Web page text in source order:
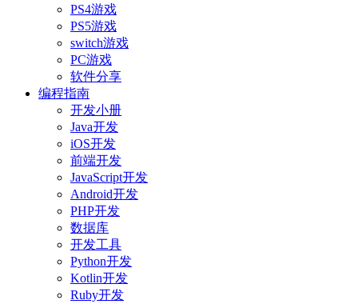
PS4游戏
PS5游戏
switch游戏
PC游戏
软件分享
编程指南
开发小册
Java开发
iOS开发
前端开发
JavaScript开发
Android开发
PHP开发
数据库
开发工具
Python开发
Kotlin开发
Ruby开发